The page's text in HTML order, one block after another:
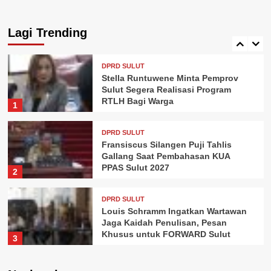
Lagi Trending
5
1
DPRD SULUT
Stella Runtuwene Minta Pemprov
Sulut Segera Realisasi Program
RTLH Bagi Warga
2
DPRD SULUT
Fransiscus Silangen Puji Tahlis
Gallang Saat Pembahasan KUA
PPAS Sulut 2027
3
DPRD SULUT
Louis Schramm Ingatkan Wartawan
Jaga Kaidah Penulisan, Pesan
Khusus untuk FORWARD Sulut